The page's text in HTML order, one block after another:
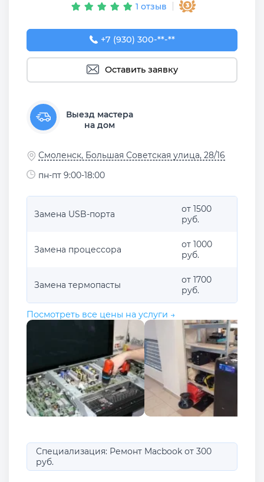
1 отзыв
+7 (930) 300-50-67
+7 (930) 300-**-**
Оставить заявку
Выезд мастера
на дом
Смоленск, Большая Советская улица, 28/16
пн-пт 9:00-18:00
Замена USB-порта
от 1500
руб.
Замена процессора
от 1000
руб.
Замена термопасты
от 1700
руб.
Посмотреть все цены на услуги →
Специализация: Ремонт Macbook от 300
руб.